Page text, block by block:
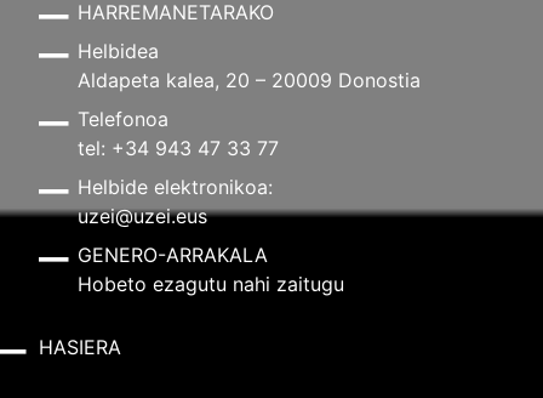
HARREMANETARAKO
Helbidea
Aldapeta kalea, 20 – 20009 Donostia
Telefonoa
tel: +34 943 47 33 77
Helbide elektronikoa:
uzei@uzei.eus
GENERO-ARRAKALA
Hobeto ezagutu nahi zaitugu
HASIERA